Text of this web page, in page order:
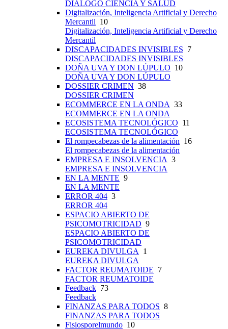
DIÁLOGO CIENCIA Y SALUD
Digitalización, Inteligencia Artificial y Derecho
Mercantil 10
Digitalización, Inteligencia Artificial y Derecho
Mercantil
DISCAPACIDADES INVISIBLES 7
DISCAPACIDADES INVISIBLES
DOÑA UVA Y DON LÚPULO 10
DOÑA UVA Y DON LÚPULO
DOSSIER CRIMEN 38
DOSSIER CRIMEN
ECOMMERCE EN LA ONDA 33
ECOMMERCE EN LA ONDA
ECOSISTEMA TECNOLÓGICO 11
ECOSISTEMA TECNOLÓGICO
El rompecabezas de la alimentación 16
El rompecabezas de la alimentación
EMPRESA E INSOLVENCIA 3
EMPRESA E INSOLVENCIA
EN LA MENTE 9
EN LA MENTE
ERROR 404 3
ERROR 404
ESPACIO ABIERTO DE
PSICOMOTRICIDAD 9
ESPACIO ABIERTO DE
PSICOMOTRICIDAD
EUREKA DIVULGA
1
EUREKA DIVULGA
FACTOR REUMATOIDE 7
FACTOR REUMATOIDE
Feedback 73
Feedback
FINANZAS PARA TODOS 8
FINANZAS PARA TODOS
Fisiosporelmundo 10